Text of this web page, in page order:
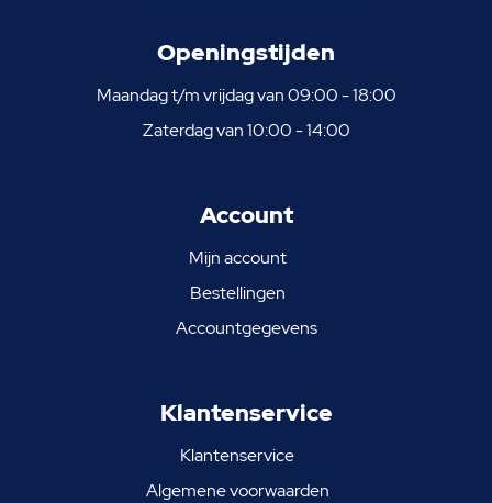
Openingstijden
Maandag t/m vrijdag van 09:00 - 18:00
Zaterdag van 10:00 - 14:00
Account
Mijn account
Bestellingen
Accountgegevens
Klantenservice
Klantenservice
Algemene voorwaarden